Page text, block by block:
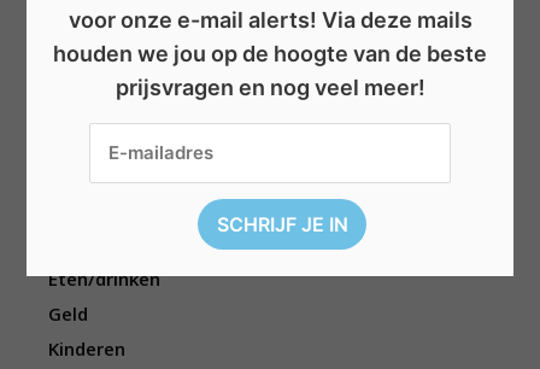
Categorieën
Eten/drinken
Geld
Kinderen
voor onze e-mail alerts! Via deze mails
houden we jou op de hoogte van de beste
prijsvragen en nog veel meer!